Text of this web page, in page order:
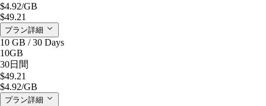
$4.92/GB
$49.21
プラン詳細
10 GB / 30 Days
10GB
30日間
$49.21
$4.92/GB
プラン詳細